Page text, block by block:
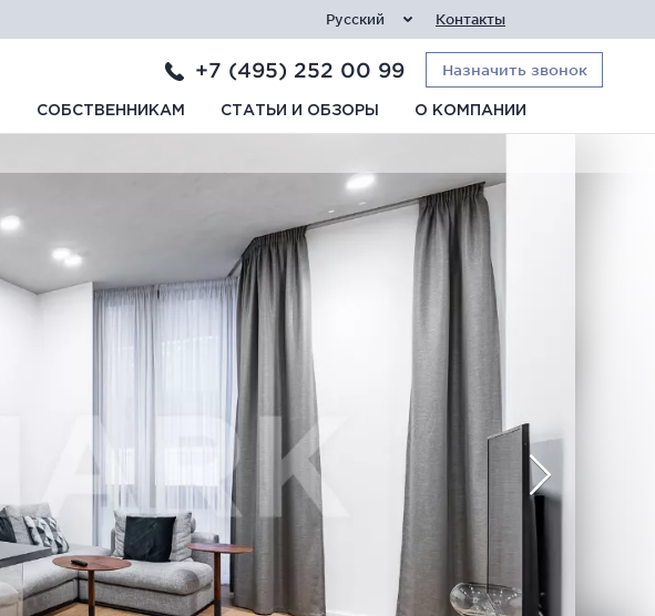
Русский Контакты
+7 (495) 252 00 99 Назначить звонок
СОБСТВЕННИКАМ СТАТЬИ И ОБЗОРЫ О КОМПАНИИ